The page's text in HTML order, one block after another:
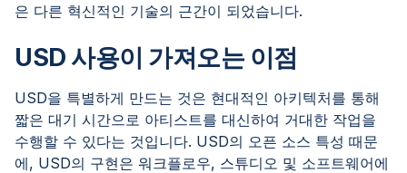
은 다른 혁신적인 기술의 근간이 되었습니다.
USD 사용이 가져오는 이점
USD을 특별하게 만드는 것은 현대적인 아키텍처를 통해
짧은 대기 시간으로 아티스트를 대신하여 거대한 작업을
수행할 수 있다는 것입니다. USD의 오픈 소스 특성 때문
에, USD의 구현은 워크플로우, 스튜디오 및 소프트웨어에